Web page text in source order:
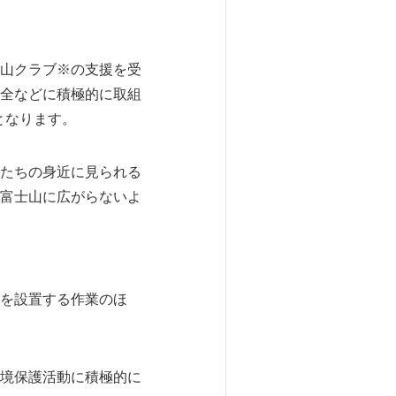
クラブ※の支援を受
などに積極的に取組
ります。
ちの身近に見られる
士山に広がらないよ
設置する作業のほ
保護活動に積極的に